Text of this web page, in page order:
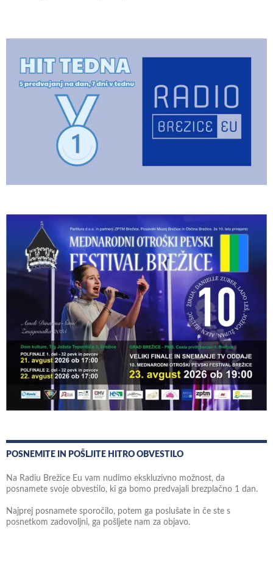
POSNEMITE IN POŠLJITE HITRO OBVESTILO
Na Radiu Brežice Eu vam nudimo ekskluzivno možnost, da
posnamete svoje obvestilo, ki ga bomo predvajali brezplačno 1 dan.
Najprej posnamete sporočilo, potem ga poslušate in če ste s
posnetkom zadovoljni, ga pošljete nam za objavo.